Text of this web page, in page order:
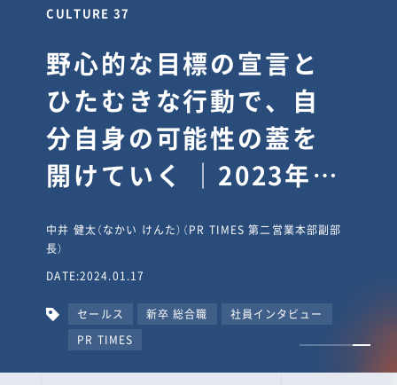
CULTURE 30
逆境では自分のスタン
スを変え“予想を裏切
り、期待を超える”【真
輔塾・前編】
山田真輔（やまだ しんすけ）（執行役員 兼 Jooto事業部
長）
DATE:2023.09.08
カルチャー CxO キャリア入社 Jooto